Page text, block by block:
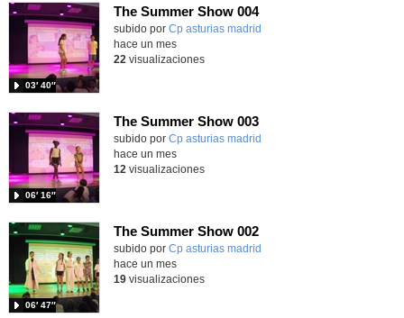
The Summer Show 004
Contenido educativo.
subido por Cp asturias madrid
03′ 40″
hace un mes
22 visualizaciones
The Summer Show 003
Contenido educativo.
subido por Cp asturias madrid
06′ 16″
hace un mes
12 visualizaciones
The Summer Show 002
Contenido educativo.
subido por Cp asturias madrid
06′ 47″
hace un mes
19visualizaciones